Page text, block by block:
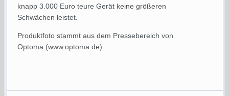
knapp 3.000 Euro teure Gerät keine größeren
Schwächen leistet.
Produktfoto stammt aus dem Pressebereich von
Optoma (www.optoma.de)